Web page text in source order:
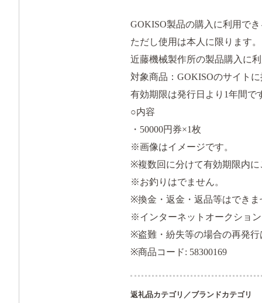
GOKISO製品の購入に利用で
ただし使用は本人に限ります。
近藤機械製作所の製品購入に
対象商品：GOKISOのサイト
有効期限は発行日より1年間で
○内容
・50000円券×1枚
※画像はイメージです。
※複数回に分けて有効期限内
※お釣りはでません。
※換金・返金・返品等はできま
※インターネットオークショ
※盗難・紛失等の場合の再発
※商品コード: 58300169
返礼品カテゴリ／ブランドカテゴリ